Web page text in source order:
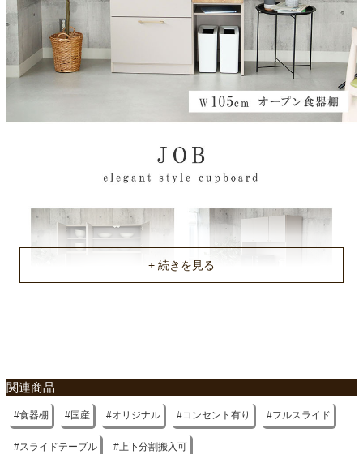
片開き、両開き（上台）
可動棚
左右１枚（上台）、1枚（下台）
フルオープン
引出耐荷重
約8Kg
スライドカウンター耐荷重
約10Kg
国産
搬入に関して
上下分割で搬入ができます。
関連商品
食器棚 国産 オリジナル コンセント有り フルスライド
スライドテーブル 上下分割搬入可